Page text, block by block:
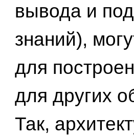
вывода и
знаний),
для
для других
Так,